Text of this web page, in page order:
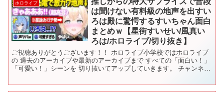
ホロライブ
は聞けない有料級の地声を出すい
ろは殿に驚愕するすいちゃん面白
まとめｗ【星街すいせい/風真い
ろは/ホロライブ/切り抜き】
ご視聴ありがとうございます！！ ホロライブ小学校ではホロライブ
の 過去のアーカイブや最新のアーカイブまで すべての「面白い！」
「可愛い！」シーンを 切り抜いてアップしていきます。 チャンネル